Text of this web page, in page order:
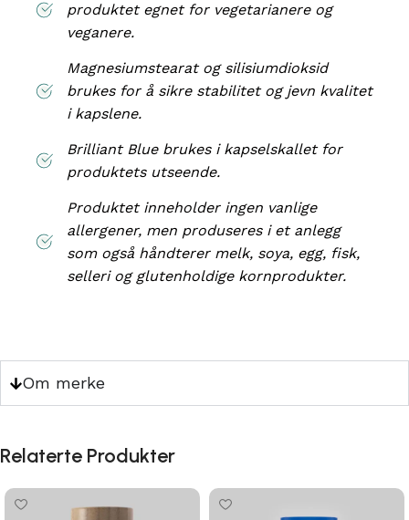
produktet egnet for vegetarianere og
veganere.
Magnesiumstearat og silisiumdioksid
brukes for å sikre stabilitet og jevn kvalitet
i kapslene.
Brilliant Blue brukes i kapselskallet for
produktets utseende.
Produktet inneholder ingen vanlige
allergener, men produseres i et anlegg
som også håndterer melk, soya, egg, fisk,
selleri og glutenholdige kornprodukter.
Om merke
Relaterte Produkter